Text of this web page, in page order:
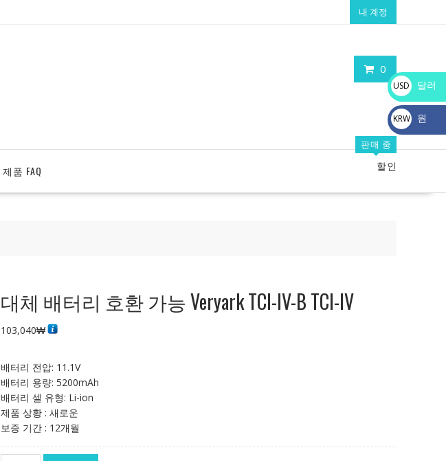
내 계정
0
제품 FAQ
판매 중
할인
대체 배터리 호환 가능 Veryark TCI-IV-B TCI-IV
103,040₩
배터리 전압: 11.1V
배터리 용량: 5200mAh
배터리 셀 유형: Li-ion
제품 상황 : 새로운
보증 기간 : 12개월
USD
$
달러
KRW
₩
원